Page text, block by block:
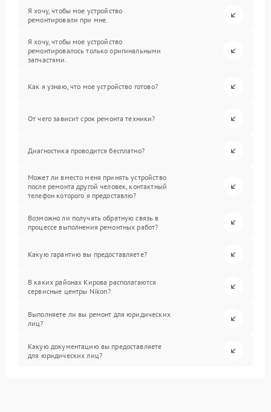
Я хочу, чтобы мое устройство
ремонтировали при мне.
Я хочу, чтобы мое устройство
ремонтировалось только оригинальными
запчастями.
Как я узнаю, что мое устройство готово?
От чего зависит срок ремонта техники?
Диагностика проводится бесплатно?
Может ли вместо меня принять устройство
после ремонта другой человек, контактный
телефон которого я предоставлю?
Возможно ли получать обратную связь в
процессе выполнения ремонтных работ?
Какую гарантию вы предоставляете?
В каких районах Кирова располагаются
сервисные центры Nikon?
Выполняете ли вы ремонт для юридических
лиц?
Какую документацию вы предоставляете
для юридических лиц?